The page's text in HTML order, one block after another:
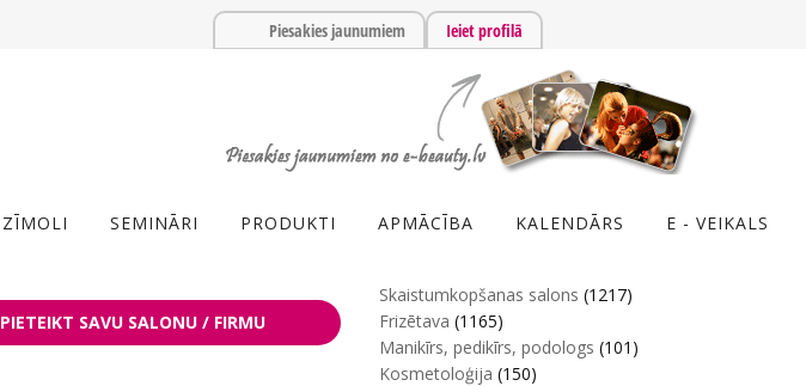
Piesakies jaunumiem Ieiet profilā
ZĪMOLI SEMINĀRI PRODUKTI APMĀCĪBA KALENDĀRS E - VEIKALS
PIETEIKT SAVU SALONU / FIRMU
Skaistumkopšanas salons (1217)
Frizētava (1165)
Manikīrs, pedikīrs, podologs (101)
Kosmetoloģija (150)